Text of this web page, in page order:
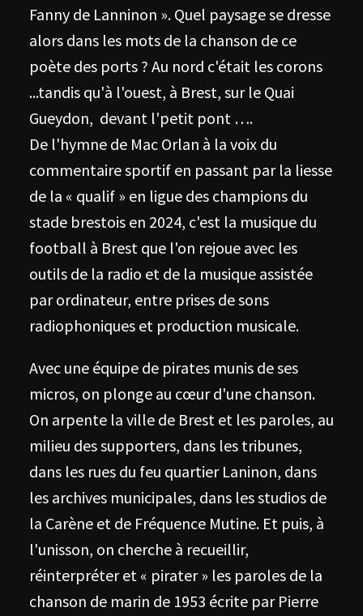
Fanny de Lanninon ». Quel paysage se dresse
alors dans les mots de la chanson de ce
poète des ports ? Au nord c'était les corons
...tandis qu'à l'ouest, à Brest, sur le Quai
Gueydon, devant l'petit pont ….
De l'hymne de Mac Orlan à la voix du
commentaire sportif en passant par la liesse
de la « qualif » en ligue des champions du
stade brestois en 2024, c'est la musique du
football à Brest que l'on rejoue avec les
outils de la radio et de la musique assistée
par ordinateur, entre prises de sons
radiophoniques et production musicale.
Avec une équipe de pirates munis de ses
micros, on plonge au cœur d'une chanson.
On arpente la ville de Brest et les paroles, au
milieu des supporters, dans les tribunes,
dans les rues du feu quartier Laninon, dans
les archives municipales, dans les studios de
la Carène et de Fréquence Mutine. Et puis, à
l'unisson, on cherche à recueillir,
réinterpréter et « pirater » les paroles de la
chanson de marin de 1953 écrite par Pierre